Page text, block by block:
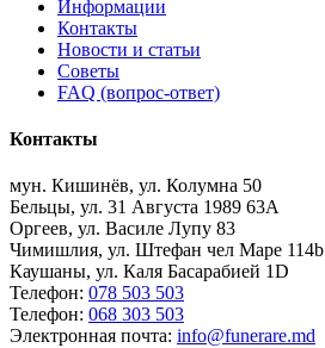
Информации
Контакты
Новости и статьи
Советы
FAQ (вопрос-ответ)
Контакты
мун. Кишинёв, ул. Колумна 50
Бельцы, ул. 31 Августа 1989 63А
Оргеев, ул. Василе Лупу 83
Чимишлия, ул. Штефан чел Маре 114b
Каушаны, ул. Каля Басарабией 1D
Телефон: 078 503 503
Телефон: 068 303 503
Электронная почта: info@funerare.md